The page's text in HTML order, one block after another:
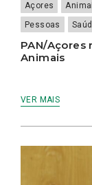
Açores
Pessoas
PAN/Açores
Animais
VER MAIS